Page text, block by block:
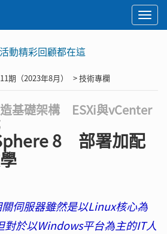
動精彩回顧都在這
期（2023年8月） > 技術專欄
基礎架構 ESXi與vCenter
8 部署加配
伺服器雖然是以Linux核心為
對於以Windows平台為主的IT人